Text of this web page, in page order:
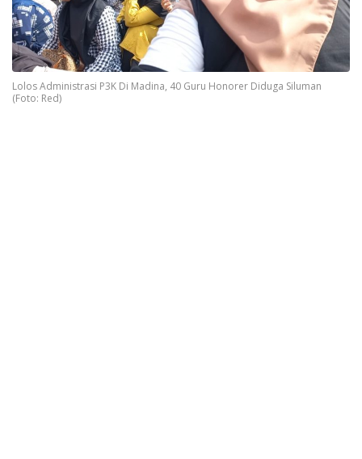
Lolos Administrasi P3K Di Madina, 40 Guru Honorer Diduga Siluman
(Foto: Red)